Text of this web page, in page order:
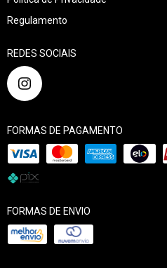
Regulamento
REDES SOCIAIS
FORMAS DE PAGAMENTO
FORMAS DE ENVIO